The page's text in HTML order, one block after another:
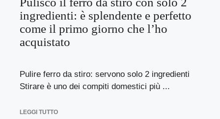
ingredienti: è splendente e perfetto
come il primo giorno che l’ho
acquistato
Pulire ferro da stiro: servono solo 2 ingredienti
Stirare è uno dei compiti domestici più ...
LEGGI TUTTO